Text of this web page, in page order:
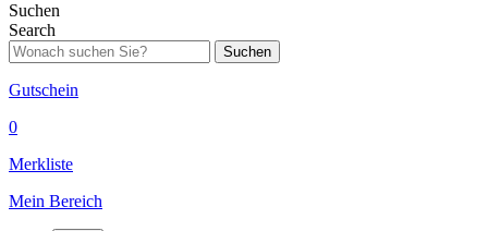
Suchen
Search
Suchen
Gutschein
0
Merkliste
Mein Bereich